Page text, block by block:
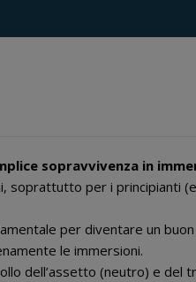
sopravvivenza in
soprattutto per i principianti
per diventare un
le immersioni.
dell’assetto (neutro) e del